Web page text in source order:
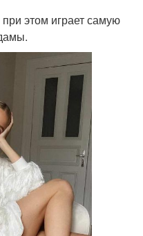
этом играет самую